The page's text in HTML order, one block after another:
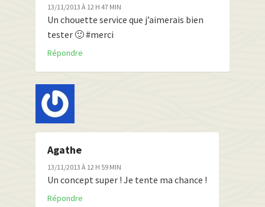
13/11/2013 À 12 H 47 MIN
Un chouette service que j’aimerais bien
tester 🙂 #merci
Répondre
Agathe
13/11/2013 À 12 H 59 MIN
Un concept super ! Je tente ma chance !
Répondre